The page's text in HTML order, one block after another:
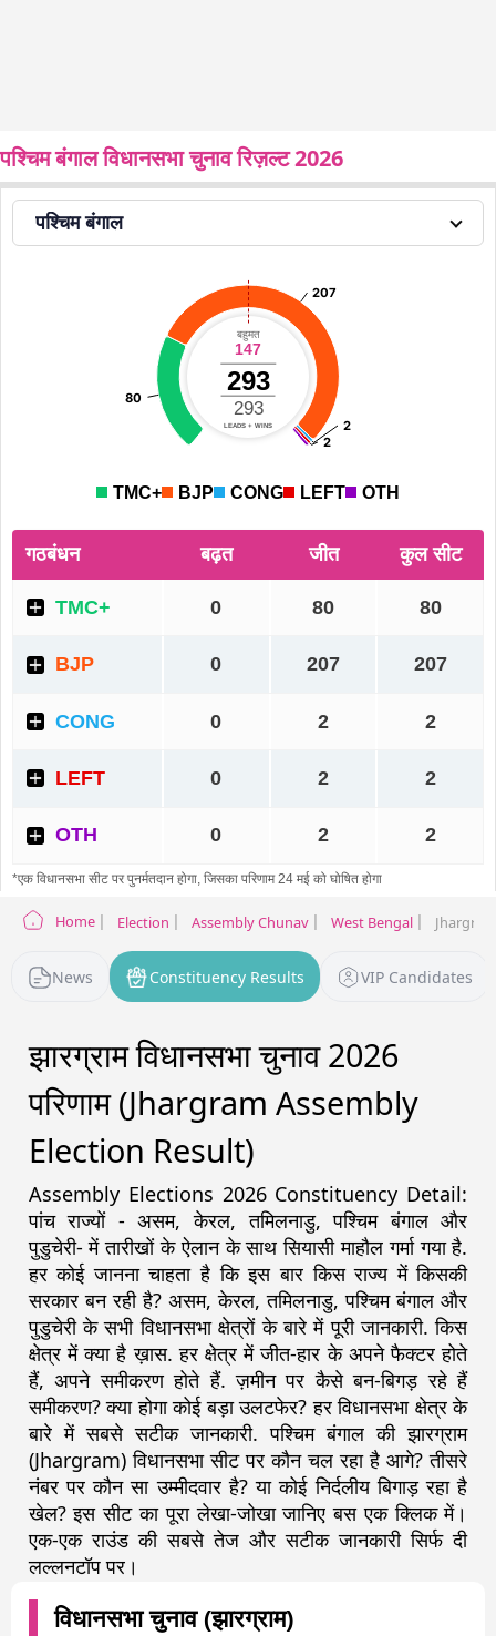
पश्चिम बंगाल विधानसभा चुनाव रिज़ल्ट 2026
Home Election Assembly Chunav West Bengal
News Constituency Results VIP Candidates
झारग्राम विधानसभा चुनाव 2026
परिणाम (Jhargram Assembly
Election Result)
Assembly Elections 2026 Constituency Detail:
पांच राज्यों - असम, केरल, तमिलनाडु, पश्चिम बंगाल और
पुडुचेरी- में तारीखों के ऐलान के साथ सियासी माहौल गर्मा गया है.
हर कोई जानना चाहता है कि इस बार किस राज्य में किसकी
सरकार बन रही है? असम, केरल, तमिलनाडु, पश्चिम बंगाल और
पुडुचेरी के सभी विधानसभा क्षेत्रों के बारे में पूरी जानकारी. किस
क्षेत्र में क्या है ख़ास. हर क्षेत्र में जीत-हार के अपने फैक्टर होते
हैं, अपने समीकरण होते हैं. ज़मीन पर कैसे बन-बिगड़ रहे हैं
समीकरण? क्या होगा कोई बड़ा उलटफेर? हर विधानसभा क्षेत्र के
बारे में सबसे सटीक जानकारी. पश्चिम बंगाल की झारग्राम
(Jhargram) विधानसभा सीट पर कौन चल रहा है आगे? तीसरे
नंबर पर कौन सा उम्मीदवार है? या कोई निर्दलीय बिगाड़ रहा है
खेल? इस सीट का पूरा लेखा-जोखा जानिए बस एक क्लिक में।
एक-एक राउंड की सबसे तेज और सटीक जानकारी सिर्फ दी
लल्लनटॉप पर।
विधानसभा चुनाव (झारग्राम)